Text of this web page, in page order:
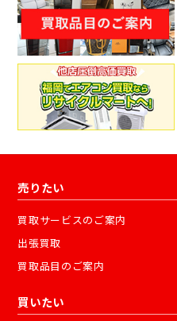
売りたい
買取サービスのご案内
出張買取
買取品目のご案内
買いたい